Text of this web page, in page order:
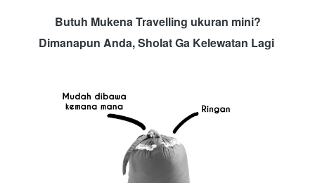
Butuh Mukena Travelling ukuran mini?
Dimanapun Anda, Sholat Ga Kelewatan Lagi